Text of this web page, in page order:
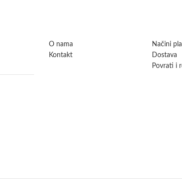
O nama
Kontakt
Načini
Dostava
Povrati i